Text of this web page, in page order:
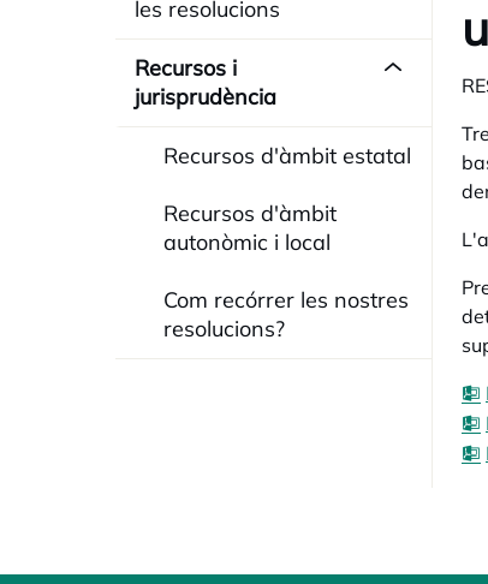
les resolucions
Recursos i
jurisprudència
Recursos d'àmbit estatal
Recursos d'àmbit
autonòmic i local
Com recórrer les nostres
resolucions?